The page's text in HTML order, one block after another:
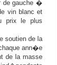
de gauche �
vin blanc et
prix le plus
soutien de la
ann�e
de la masse